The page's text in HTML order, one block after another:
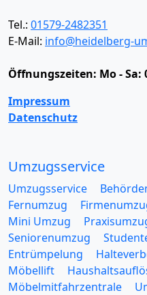
Tel.: 01579-2482351
E-Mail: info@heidelberg-
Öffnungszeiten: Mo - Sa:
Impressum
Datenschutz
Umzugsservice
Umzugsservice
Fernumzug
Mini Umzug
Seniorenumzug
Entrümpelung
Möbellift
Möbelmitfahrzentrale